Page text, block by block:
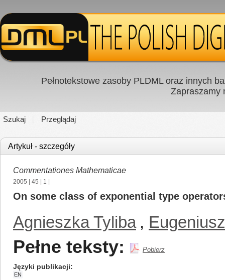
Pełnotekstowe zasoby PLDML oraz innych
Zapraszamy
Szukaj Przeglądaj
Artykuł - szczegóły
Commentationes Mathematicae
2005 45 1
On some class of exponential type
Agnieszka Tyliba ,
Pełne teksty: Pobierz
Języki publikacji
EN